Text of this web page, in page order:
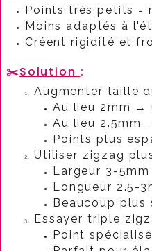
Points très petits =
Moins adaptés à
Créent rigidité et
✂️Solution :​
Augmenter taille
Au lieu 2mm →
Au lieu 2.5mm
Points plus
Utiliser zigzag
Largeur 3-
Longueur 2.5-
Beaucoup plus
Essayer triple
Point